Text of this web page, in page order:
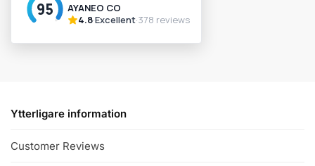
Ytterligare information
Customer Reviews